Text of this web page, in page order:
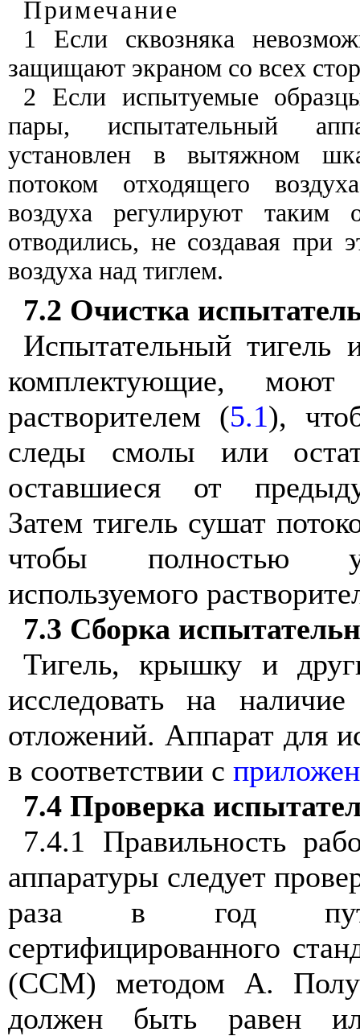
Примечание
1 Если
сквозняка
защищают экраном со всех
2 Если испытуемые
пары, испытательный
установлен
в вытяжном
потоком
отходящего воздуха
воздуха
регулируют таким
отводились, не создавая при
воздуха над тиглем.
7.2 Очистка
Испытательный тигель
комплектующие, моют
растворителем (5.1),
следы
смолы или
оставшиеся
от
Затем тигель сушат
чтобы
полностью
используемого
7.3 Сборка
Тигель,крышку и
исследовать
на
наличие
отложений. Аппарат для
в соответствии с
7.4 Проверка
7.4.1 Правильность
аппаратуры следует
раза
в год
сертифицированного
(ССМ) методом А.
должен
быть равен